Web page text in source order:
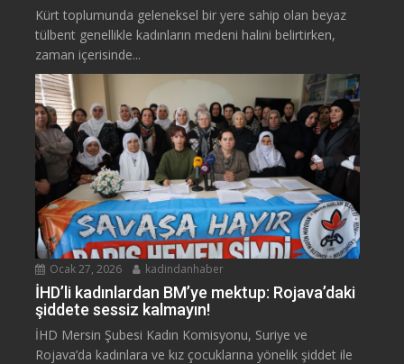
Kürt toplumunda geleneksel bir yere sahip olan beyaz
tülbent genellikle kadınların medeni halini belirtirken,
zaman içerisinde...
Ocak 27, 2026 kadindanhaber
İHD’li kadınlardan BM’ye mektup: Rojava’daki
şiddete sessiz kalmayın!
İHD Mersin Şubesi Kadın Komisyonu, Suriye ve
Rojava’da kadınlara ve kız çocuklarına yönelik şiddet ile